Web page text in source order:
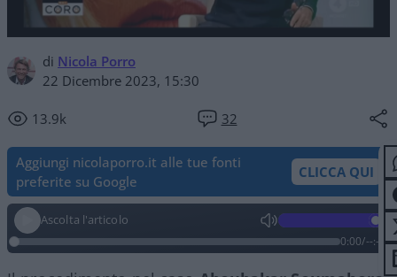
di Nicola Porro
22 Dicembre 2023, 15:30
13.9k 32
Aggiungi nicolaporro.it alle tue fonti
preferite su Google
CLICCA QUI
Ascolta l'articolo
0:00/--:--